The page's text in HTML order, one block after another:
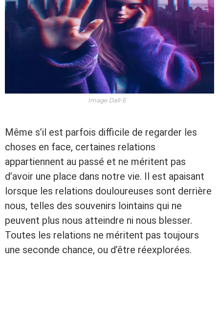
Image Dall-E
Même s’il est parfois difficile de regarder les
choses en face, certaines relations
appartiennent au passé et ne méritent pas
d’avoir une place dans notre vie. Il est apaisant
lorsque les relations douloureuses sont derrière
nous, telles des souvenirs lointains qui ne
peuvent plus nous atteindre ni nous blesser.
Toutes les relations ne méritent pas toujours
une seconde chance, ou d’être réexplorées.